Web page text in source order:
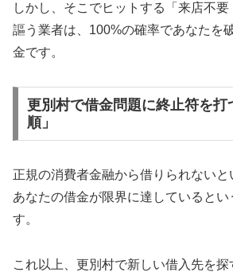
しかし、そこでヒットする「来店不
謳う業者は、100%の確率であなたを
金です。
更別村で借金問題に終止符を打
順」
正規の消費者金融から借りられない
あなたの借金が限界に達していると
す。
これ以上、更別村で新しい借入先を